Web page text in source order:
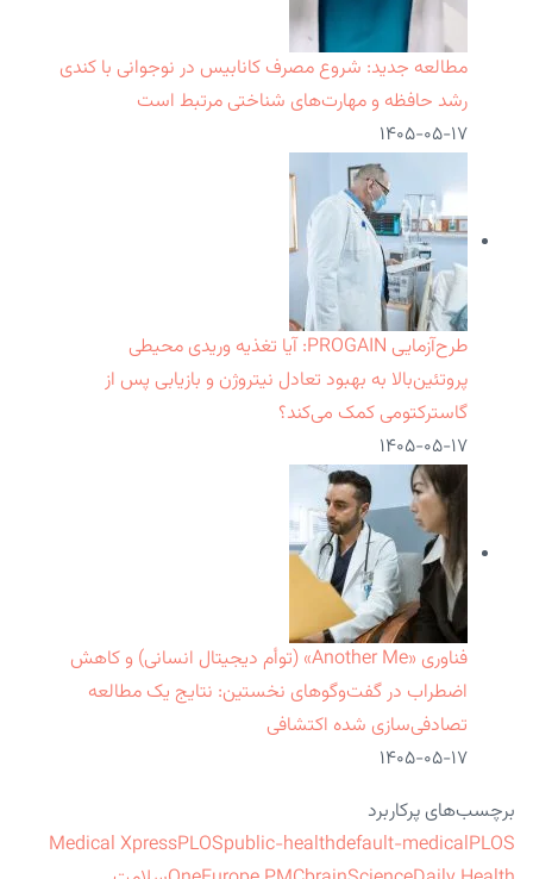
مطالعه جدید: شروع مصرف کانابیس در نوجوانی با کندی
رشد حافظه و مهارت‌های شناختی مرتبط است
۱۴۰۵-۰۵-۱۷
طرح‌آزمایی PROGAIN: آیا تغذیه وریدی محیطی
پروتئین‌بالا به بهبود تعادل نیتروژن و بازیابی پس از
گاسترکتومی کمک می‌کند؟
۱۴۰۵-۰۵-۱۷
فناوری «Another Me» (توأم دیجیتال انسانی) و کاهش
اضطراب در گفت‌وگوهای نخستین: نتایج یک مطالعه
تصادفی‌سازی شده اکتشافی
۱۴۰۵-۰۵-۱۷
برچسب‌های پرکاربرد
Medical XpressPLOSpublic-healthdefault-medicalPLOS